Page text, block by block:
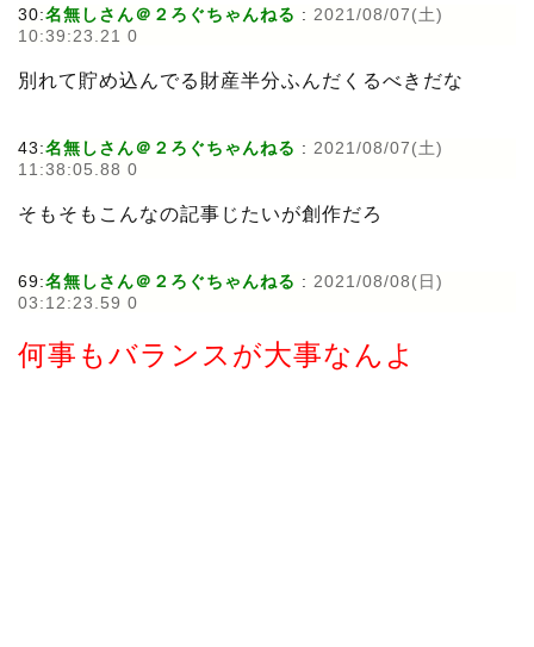
30:名無しさん＠２ろぐちゃんねる : 2021/08/07(土)
10:39:23.21 0
別れて貯め込んでる財産半分ふんだくるべきだな
43:名無しさん＠２ろぐちゃんねる : 2021/08/07(土)
11:38:05.88 0
そもそもこんなの記事じたいが創作だろ
69:名無しさん＠２ろぐちゃんねる : 2021/08/08(日)
03:12:23.59 0
何事もバランスが大事なんよ